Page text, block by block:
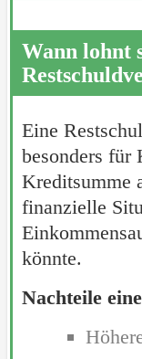
Wann lohnt
Eine
besonders für
Kreditsumme
finanzielle
könnte.
Nachteile